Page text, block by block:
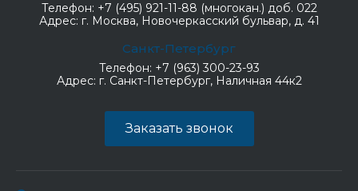
Телефон: +7 (495) 921-11-88 (многокан.) доб. 022
Адрес: г. Москва, Новочеркасский бульвар, д. 41
Санкт-Петербург
Телефон: +7 (963) 300-23-93
Адрес: г. Санкт-Петербург, Наличная 44к2
Заказать звонок